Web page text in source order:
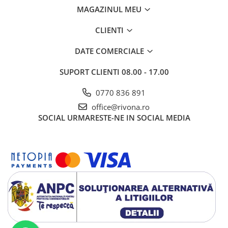
MAGAZINUL MEU
CLIENTI
DATE COMERCIALE
SUPORT CLIENTI 08.00 - 17.00
0770 836 891
office@rivona.ro
SOCIAL URMARESTE-NE IN SOCIAL MEDIA